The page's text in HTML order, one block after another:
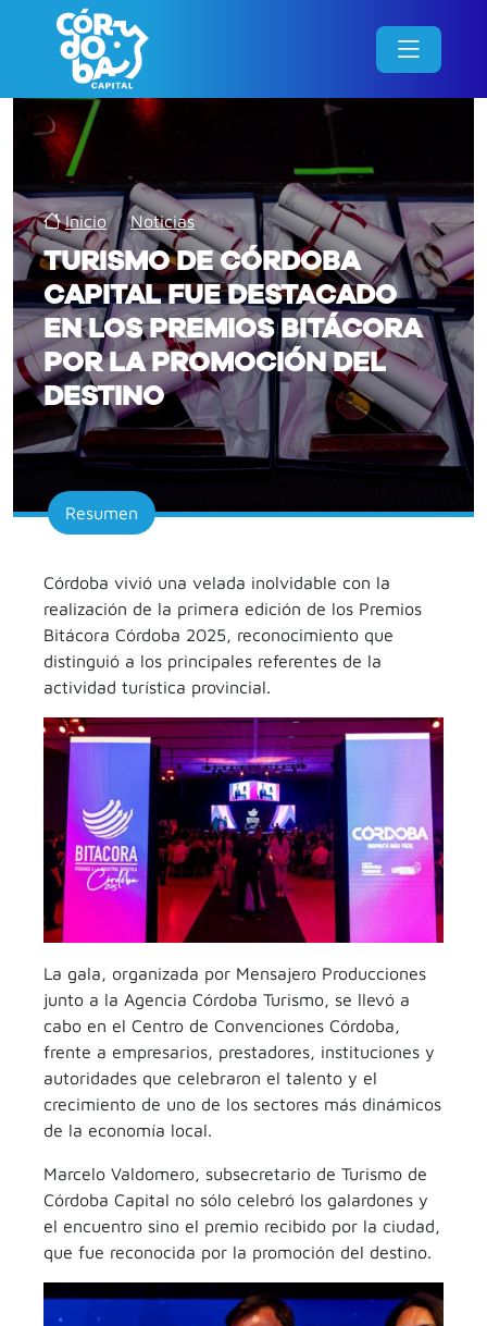
Inicio / Noticias /
TURISMO DE CÓRDOBA
CAPITAL FUE DESTACADO
EN LOS PREMIOS BITÁCORA
POR LA PROMOCIÓN DEL
DESTINO
Resumen
Córdoba vivió una velada inolvidable con la
realización de la primera edición de los Premios
Bitácora Córdoba 2025, reconocimiento que
distinguió a los principales referentes de la
actividad turística provincial.
La gala, organizada por Mensajero Producciones
junto a la Agencia Córdoba Turismo, se llevó a
cabo en el Centro de Convenciones Córdoba,
frente a empresarios, prestadores, instituciones y
autoridades que celebraron el talento y el
crecimiento de uno de los sectores más dinámicos
de la economía local.
Marcelo Valdomero, subsecretario de Turismo de
Córdoba Capital no sólo celebró los galardones y
el encuentro sino el premio recibido por la ciudad,
que fue reconocida por la promoción del destino.